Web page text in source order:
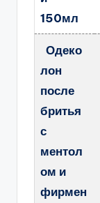
150мл
Одеко
лон
после
бритья
с
ментол
ом и
фирмен